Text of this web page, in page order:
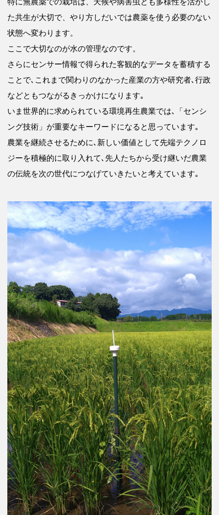
特に無農薬での栽培は、天候や病害虫とも多様性を活かし
た共生が大切で、やり方しだいでは農薬を使う必要のない
状態へ変わります。
ここで大切なのが水の管理なのです。
さらにセンサー情報で得られた客観的なデータを蓄積する
ことで､これまで関わりのなかった産業の方や研究者､行政
などともつながるきっかけになります｡
いま世界的に求められている環境再生農業では､「センシ
ング技術」が重要なキーワードになると思っています｡
農業を継続させるために､新しい価値として先端テクノロ
ジーを積極的に取り入れて､先人たちから受け継いだ農業
の伝統を次の世代につなげていきたいと考えています｡